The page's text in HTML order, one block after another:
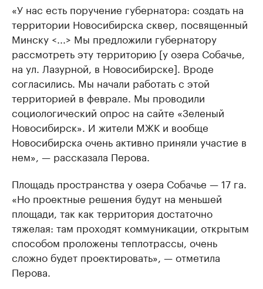
«У нас есть поручение губернатора: создать на
территории Новосибирска сквер, посвященный
Минску <...> Мы предложили губернатору
рассмотреть эту территорию [у озера Собачье,
на ул. Лазурной, в Новосибирске]. Вроде
согласились. Мы начали работать с этой
территорией в феврале. Мы проводили
социологический опрос на сайте «Зеленый
Новосибирск». И жители МЖК и вообще
Новосибирска очень активно приняли участие в
нем», — рассказала Перова.
Площадь пространства у озера Собачье — 17 га.
«Но проектные решения будут на меньшей
площади, так как территория достаточно
тяжелая: там проходят коммуникации, открытым
способом проложены теплотрассы, очень
сложно будет проектировать», — отметила
Перова.